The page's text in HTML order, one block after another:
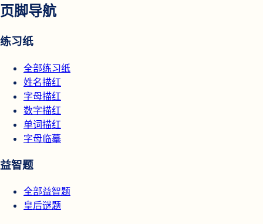
页脚导航
练习纸
全部练习纸
姓名描红
字母描红
数字描红
单词描红
字母临摹
益智题
全部益智题
皇后谜题